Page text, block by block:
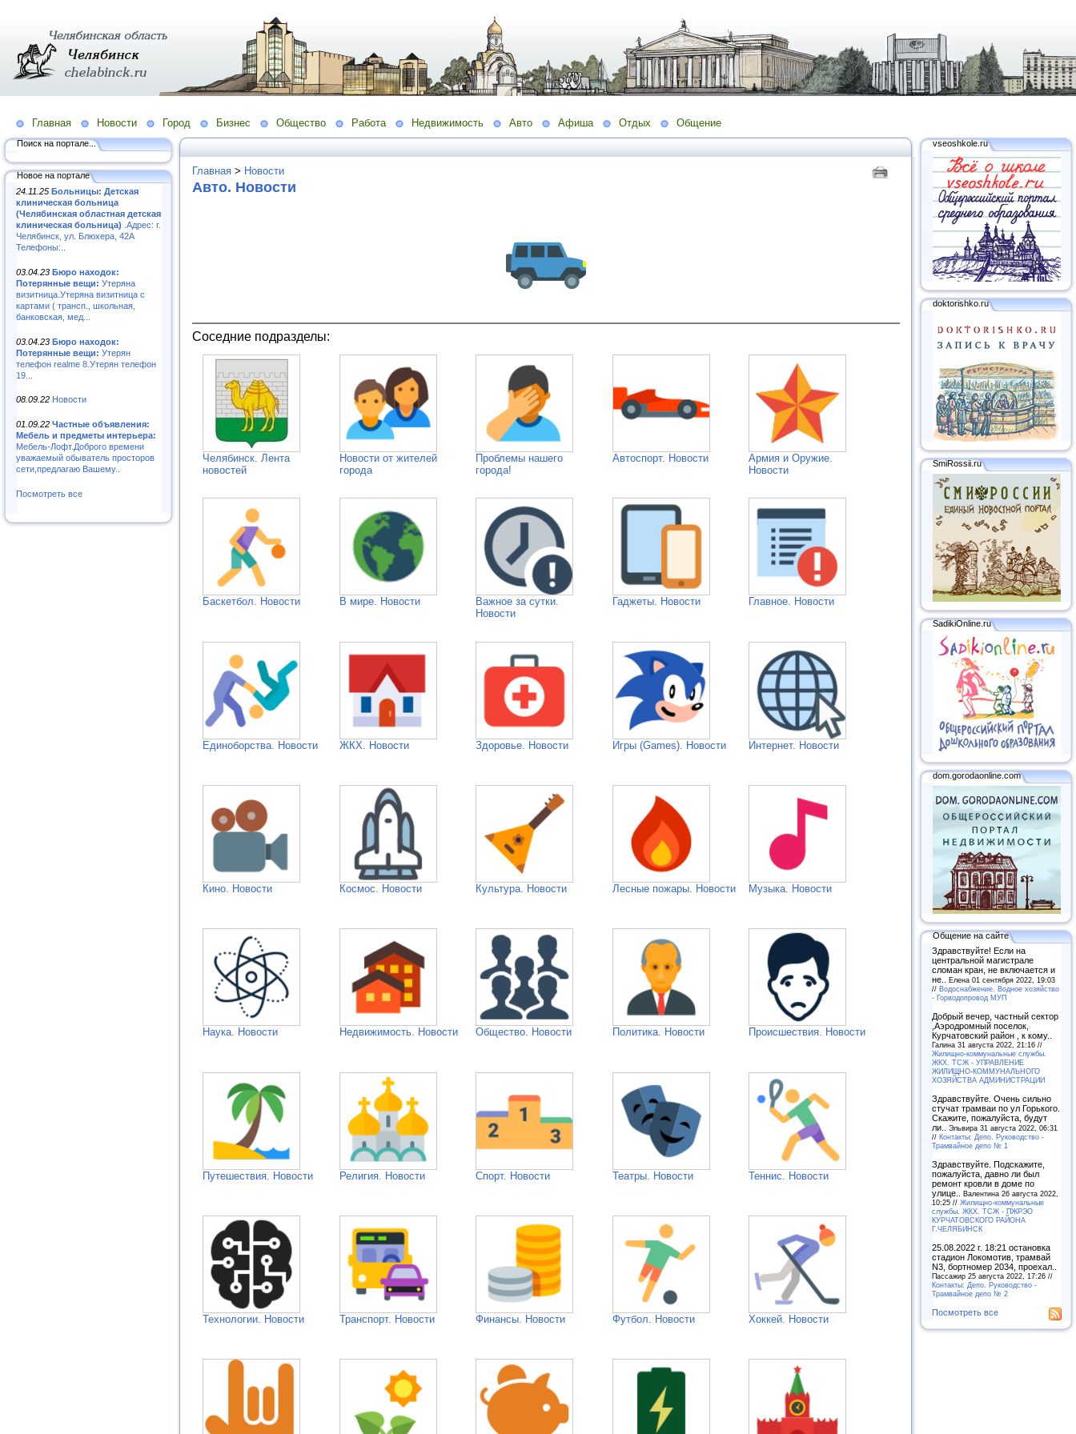
Главная Новости Город Бизнес Общество Работа Недвижимость Авто Афиша Отдых Общение
Поиск на портале...
Новое на портале
24.11.25 Больницы: Детская
клиническая больница
(Челябинская областная детская
клиническая больница) .Адрес: г.
Челябинск, ул. Блюхера, 42А
Телефоны:..
03.04.23 Бюро находок:
Потерянные вещи: Утеряна
визитница.Утеряна визитница с
картами ( трансп., школьная,
банковская, мед...
03.04.23 Бюро находок:
Потерянные вещи: Утерян
телефон realme 8.Утерян телефон
19...
08.09.22 Новости
01.09.22 Частные объявления:
Мебель и предметы интерьера:
Мебель-Лофт.Доброго времени
уважаемый обыватель просторов
сети,предлагаю Вашему..
Посмотреть все
Главная > Новости
Авто. Новости
Соседние подразделы:
Челябинск. Лента
новостей
Новости от жителей
города
Проблемы нашего
города!
Автоспорт. Новости
Армия и Оружие.
Новости
Баскетбол. Новости В мире. Новости
Важное за сутки.
Новости
Гаджеты. Новости Главное. Новости
Единоборства. Новости ЖКХ. Новости Здоровье. Новости Игры (Games). Новости Интернет. Новости
Кино. Новости Космос. Новости Культура. Новости Лесные пожары. Новости Музыка. Новости
Наука. Новости Недвижимость. Новости Общество. Новости Политика. Новости Происшествия. Новости
Путешествия. Новости Религия. Новости Спорт. Новости Театры. Новости Теннис. Новости
Технологии. Новости Транспорт. Новости Финансы. Новости Футбол. Новости Хоккей. Новости
vseoshkole.ru
doktorishko.ru
SmiRossii.ru
SadikiOnline.ru
dom.gorodaonline.com
Общение на сайте
Здравствуйте! Если на
центральной магистрале
сломан кран, не включается и
не.. Елена 01 сентября 2022, 19:03
// Водоснабжение. Водное хозяйство
- Горводопровод МУП
Добрый вечер, частный сектор
,Аэродромный поселок,
Курчатовский район , к кому..
Галина 31 августа 2022, 21:16 //
Жилищно-коммунальные службы.
ЖКХ. ТСЖ - УПРАВЛЕНИЕ
ЖИЛИЩНО-КОММУНАЛЬНОГО
ХОЗЯЙСТВА АДМИНИСТРАЦИИ
Здравствуйте. Очень сильно
стучат трамваи по ул Горького.
Скажите, пожалуйста, будут
ли.. Эльвира 31 августа 2022, 06:31
// Контакты: Депо. Руководство -
Трамвайное депо № 1
Здравствуйте. Подскажите,
пожалуйста, давно ли был
ремонт кровли в доме по
улице.. Валентина 26 августа 2022,
10:25 // Жилищно-коммунальные
службы. ЖКХ. ТСЖ - ПЖРЭО
КУРЧАТОВСКОГО РАЙОНА
Г.ЧЕЛЯБИНСК
25.08.2022 г. 18:21 остановка
стадион Локомотив, трамвай
N3, бортномер 2034, проехал..
Пассажир 25 августа 2022, 17:26 //
Контакты: Депо. Руководство -
Трамвайное депо № 2
Посмотреть все